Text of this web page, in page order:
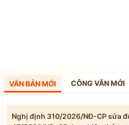
VĂN BẢN MỚI CÔNG VĂN MỚI
Nghị định 310/2026/NĐ-CP sửa